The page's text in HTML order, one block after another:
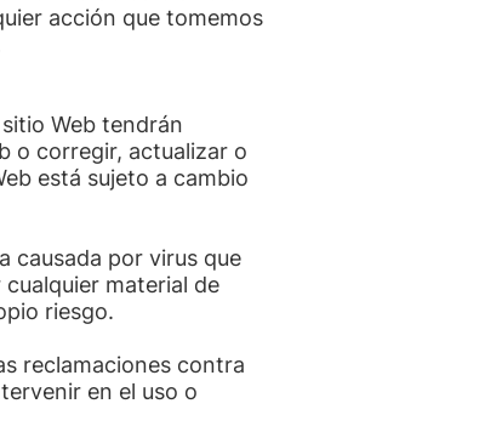
acción que tomemos
Web tendrán
o corregir, actualizar o
está sujeto a cambio
causada por virus que
material de
riesgo.
reclamaciones contra
en el uso o